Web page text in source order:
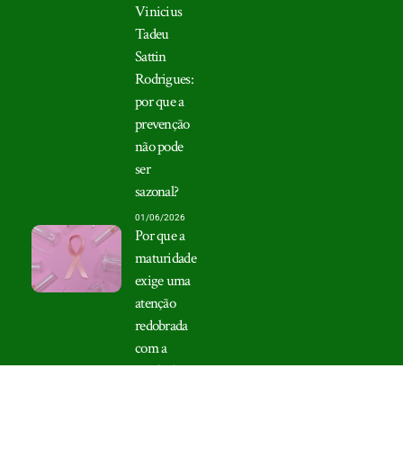
Vinicius
Tadeu
Sattin
Rodrigues:
por que a
prevenção
não pode
ser
sazonal?
01/06/2026
Por que a
maturidade
exige uma
atenção
redobrada
com a
saúde das